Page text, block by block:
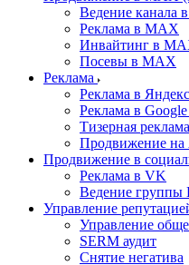
Ведение канала
Реклама в MAX
Инвайтинг в
Посевы в MAX
Реклама
Реклама в
Реклама в
Тизерная реклама
Продвижение на
Продвижение в
Реклама в VK
Ведение
Управление
Управление
SERM аудит
Снятие негатива